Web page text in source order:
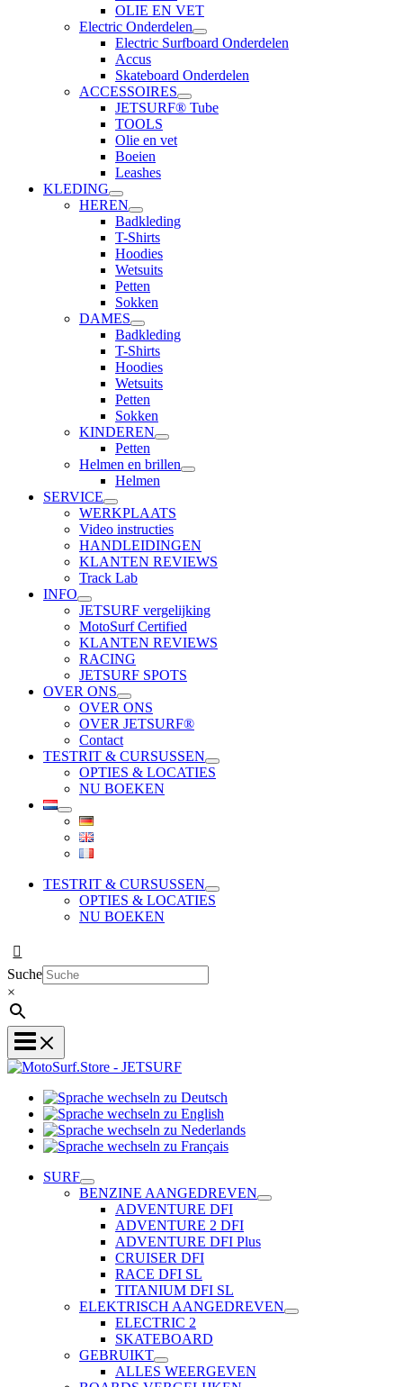
OLIE EN VET
Electric Onderdelen
Electric Surfboard Onderdelen
Accus
Skateboard Onderdelen
ACCESSOIRES
JETSURF® Tube
TOOLS
Olie en vet
Boeien
Leashes
KLEDING
HEREN
Badkleding
T-Shirts
Hoodies
Wetsuits
Petten
Sokken
DAMES
Badkleding
T-Shirts
Hoodies
Wetsuits
Petten
Sokken
KINDEREN
Petten
Helmen en brillen
Helmen
SERVICE
WERKPLAATS
Video instructies
HANDLEIDINGEN
KLANTEN REVIEWS
Track Lab
INFO
JETSURF vergelijking
MotoSurf Certified
KLANTEN REVIEWS
RACING
JETSURF SPOTS
OVER ONS
OVER ONS
OVER JETSURF®
Contact
TESTRIT & CURSUSSEN
OPTIES & LOCATIES
NU BOEKEN
TESTRIT & CURSUSSEN
OPTIES & LOCATIES
NU BOEKEN
Suche
×
zu
Deutsch
wechseln
zu
Sprache
Sprache
Français
SURF
BENZINE AANGEDREVEN
ADVENTURE DFI
ADVENTURE 2 DFI
ADVENTURE DFI Plus
CRUISER DFI
RACE DFI SL
TITANIUM DFI SL
ELEKTRISCH AANGEDREVEN
ELECTRIC 2
SKATEBOARD
GEBRUIKT
ALLES WEERGEVEN